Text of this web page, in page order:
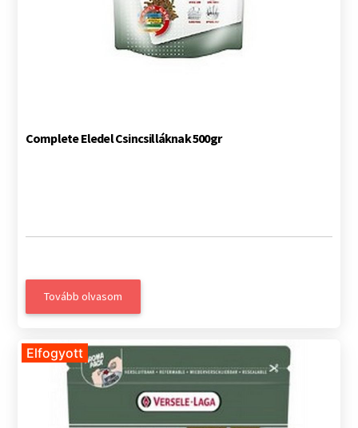
Complete Eledel Csincsilláknak 500gr
Tovább olvasom
Elfogyott